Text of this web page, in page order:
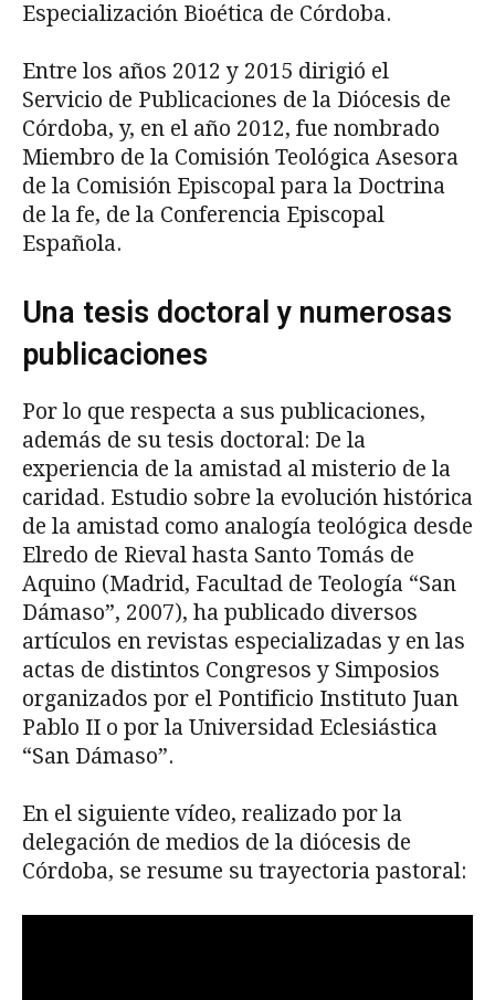
Especialización Bioética de Córdoba.
Entre los años 2012 y 2015 dirigió el
Servicio de Publicaciones de la Diócesis de
Córdoba, y, en el año 2012, fue nombrado
Miembro de la Comisión Teológica Asesora
de la Comisión Episcopal para la Doctrina
de la fe, de la Conferencia Episcopal
Española.
Una tesis doctoral y numerosas
publicaciones
Por lo que respecta a sus publicaciones,
además de su tesis doctoral: De la
experiencia de la amistad al misterio de la
caridad. Estudio sobre la evolución histórica
de la amistad como analogía teológica desde
Elredo de Rieval hasta Santo Tomás de
Aquino (Madrid, Facultad de Teología “San
Dámaso”, 2007), ha publicado diversos
artículos en revistas especializadas y en las
actas de distintos Congresos y Simposios
organizados por el Pontificio Instituto Juan
Pablo II o por la Universidad Eclesiástica
“San Dámaso”.
En el siguiente vídeo, realizado por la
delegación de medios de la diócesis de
Córdoba, se resume su trayectoria pastoral: